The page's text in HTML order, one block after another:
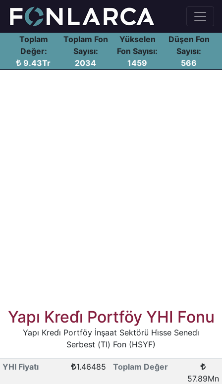
Toplam
Değer:
9.43Tr
Toplam Fon
Sayısı:
2034
Yükselen
Fon Sayısı:
1459
Düşen Fon
Sayısı:
566
Yapı Kredi̇ Portföy YHI Fonu
Yapı Kredi̇ Portföy İnşaat Sektörü Hi̇sse Senedi̇
Serbest (Tl) Fon (HSYF)
YHI Fiyatı 1.46485
Toplam Değer
57.89Mn